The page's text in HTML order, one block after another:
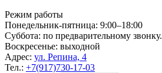
Режим работы
Понедельник-пятница: 9:00–18:00
Суббота: по предварительному звонку.
Воскресенье: выходной
Адрес: ул. Репина, 4
Тел.: +7(917)730-17-03